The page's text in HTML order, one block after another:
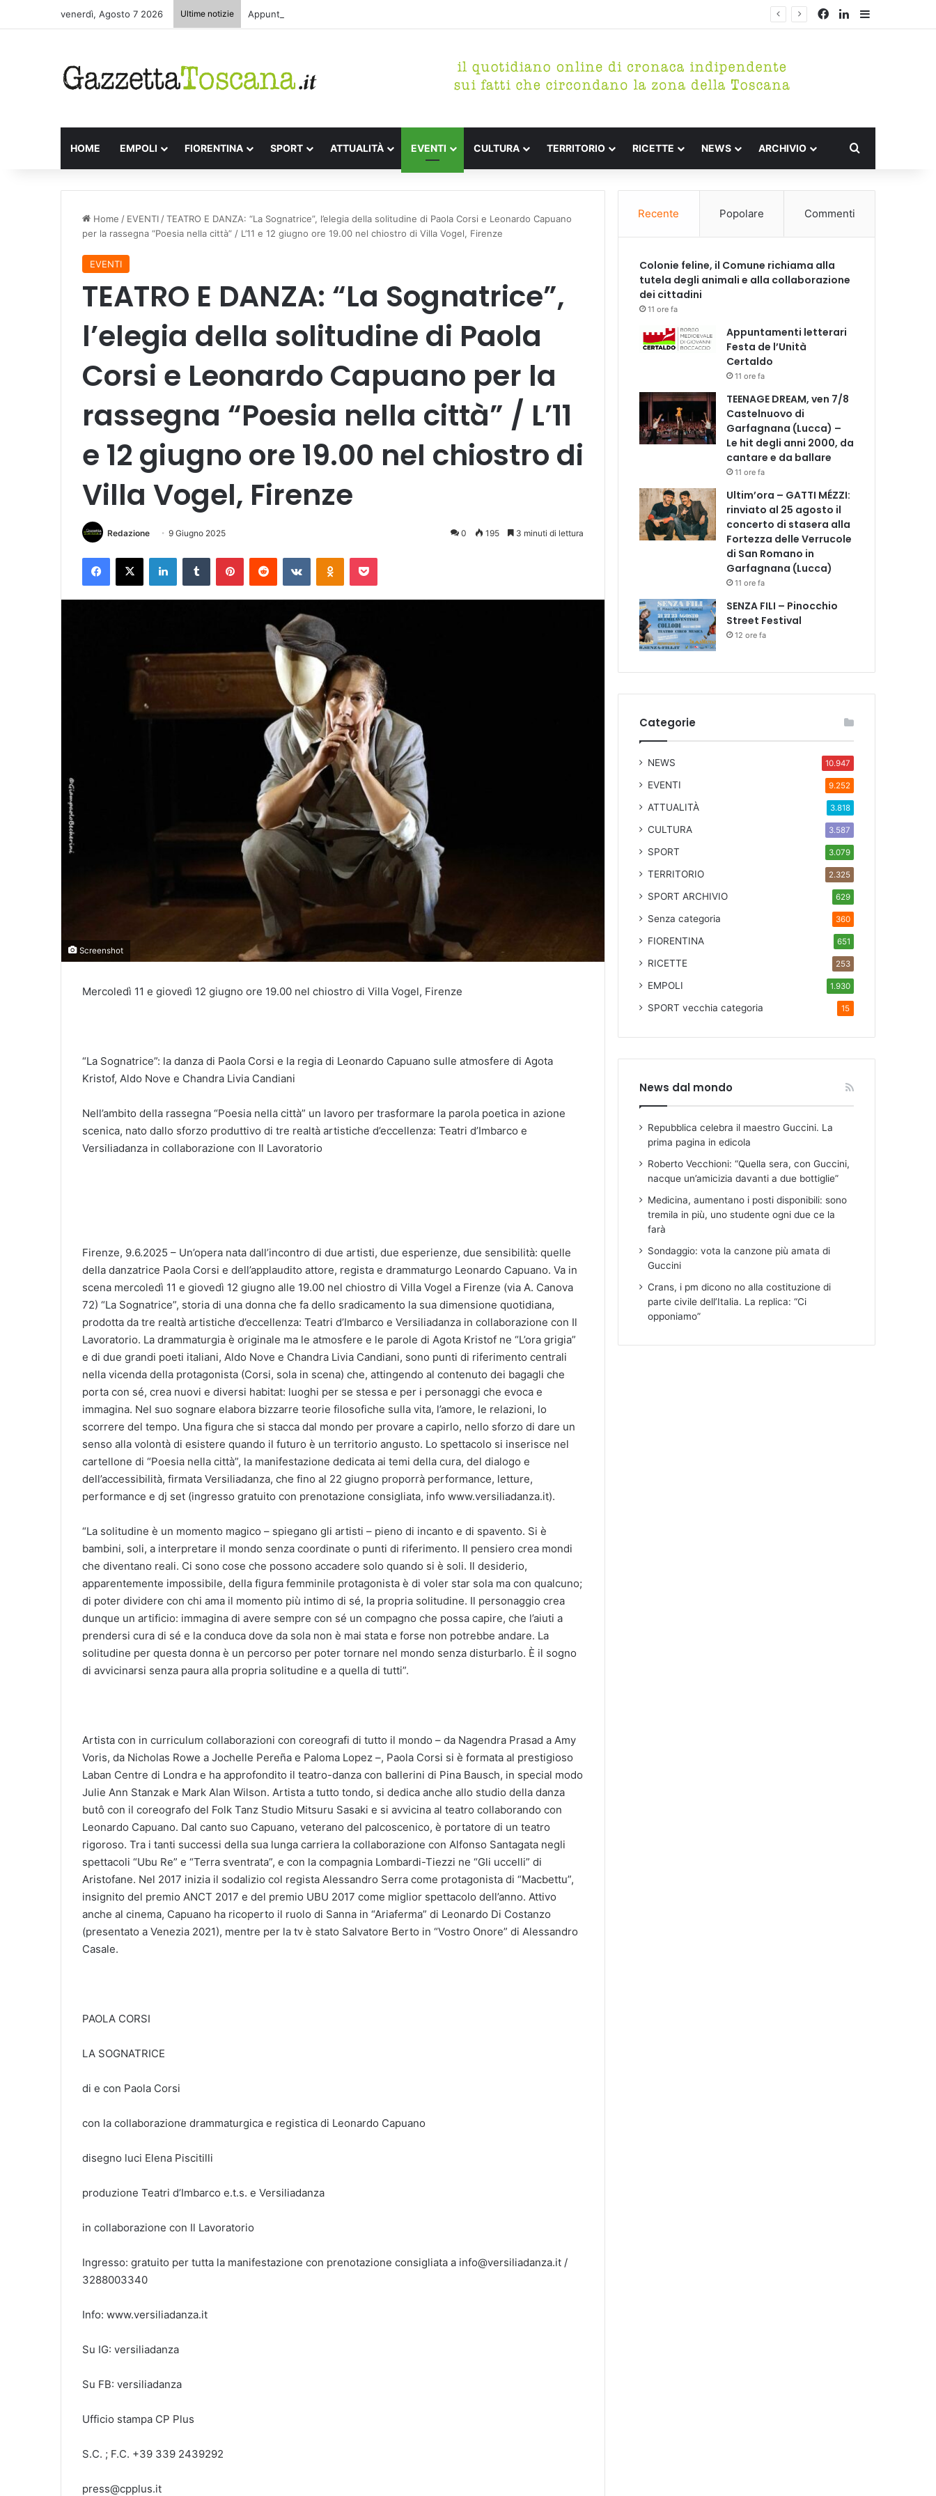
venerdì, Agosto 7 2026 Ultime notizie Appuntamenti letterari Festa de l’Unità Certaldo Facebook
LinkedIn
HOME EMPOLI FIORENTINA SPORT ATTUALITÀ EVENTI CULTURA TERRITORIO RICETTE NEWS ARCHIVIO
Home / EVENTI /TEATRO E DANZA: “La Sognatrice”, l’elegia della solitudine di Paola Corsi e Leonardo Capuano
per la rassegna “Poesia nella città” / L’11 e 12 giugno ore 19.00 nel chiostro di Villa Vogel, Firenze
EVENTI
TEATRO E DANZA: “La Sognatrice”,
l’elegia della solitudine di Paola
Corsi e Leonardo Capuano per la
rassegna “Poesia nella città” / L’11
e 12 giugno ore 19.00 nel chiostro di
Villa Vogel, Firenze
Redazione 9 Giugno 2025 0 195 3 minuti di lettura
Screenshot
Mercoledì 11 e giovedì 12 giugno ore 19.00 nel chiostro di Villa Vogel, Firenze
“La Sognatrice”: la danza di Paola Corsi e la regia di Leonardo Capuano sulle atmosfere di Agota
Kristof, Aldo Nove e Chandra Livia Candiani
Nell’ambito della rassegna “Poesia nella città” un lavoro per trasformare la parola poetica in azione
scenica, nato dallo sforzo produttivo di tre realtà artistiche d’eccellenza: Teatri d’Imbarco e
Versiliadanza in collaborazione con Il Lavoratorio
Firenze, 9.6.2025 – Un’opera nata dall’incontro di due artisti, due esperienze, due sensibilità: quelle
della danzatrice Paola Corsi e dell’applaudito attore, regista e drammaturgo Leonardo Capuano. Va in
scena mercoledì 11 e giovedì 12 giugno alle 19.00 nel chiostro di Villa Vogel a Firenze (via A. Canova
72) “La Sognatrice”, storia di una donna che fa dello sradicamento la sua dimensione quotidiana,
prodotta da tre realtà artistiche d’eccellenza: Teatri d’Imbarco e Versiliadanza in collaborazione con Il
Lavoratorio. La drammaturgia è originale ma le atmosfere e le parole di Agota Kristof ne “L’ora grigia”
e di due grandi poeti italiani, Aldo Nove e Chandra Livia Candiani, sono punti di riferimento centrali
nella vicenda della protagonista (Corsi, sola in scena) che, attingendo al contenuto dei bagagli che
porta con sé, crea nuovi e diversi habitat: luoghi per se stessa e per i personaggi che evoca e
immagina. Nel suo sognare elabora bizzarre teorie filosofiche sulla vita, l’amore, le relazioni, lo
scorrere del tempo. Una figura che si stacca dal mondo per provare a capirlo, nello sforzo di dare un
senso alla volontà di esistere quando il futuro è un territorio angusto. Lo spettacolo si inserisce nel
cartellone di “Poesia nella città”, la manifestazione dedicata ai temi della cura, del dialogo e
dell’accessibilità, firmata Versiliadanza, che fino al 22 giugno proporrà performance, letture,
performance e dj set (ingresso gratuito con prenotazione consigliata, info www.versiliadanza.it).
“La solitudine è un momento magico – spiegano gli artisti – pieno di incanto e di spavento. Si è
bambini, soli, a interpretare il mondo senza coordinate o punti di riferimento. Il pensiero crea mondi
che diventano reali. Ci sono cose che possono accadere solo quando si è soli. Il desiderio,
apparentemente impossibile, della figura femminile protagonista è di voler star sola ma con qualcuno;
di poter dividere con chi ama il momento più intimo di sé, la propria solitudine. Il personaggio crea
dunque un artificio: immagina di avere sempre con sé un compagno che possa capire, che l’aiuti a
prendersi cura di sé e la conduca dove da sola non è mai stata e forse non potrebbe andare. La
solitudine per questa donna è un percorso per poter tornare nel mondo senza disturbarlo. È il sogno
di avvicinarsi senza paura alla propria solitudine e a quella di tutti”.
Artista con in curriculum collaborazioni con coreografi di tutto il mondo – da Nagendra Prasad a Amy
Voris, da Nicholas Rowe a Jochelle Pereña e Paloma Lopez –, Paola Corsi si è formata al prestigioso
Laban Centre di Londra e ha approfondito il teatro-danza con ballerini di Pina Bausch, in special modo
Julie Ann Stanzak e Mark Alan Wilson. Artista a tutto tondo, si dedica anche allo studio della danza
butô con il coreografo del Folk Tanz Studio Mitsuru Sasaki e si avvicina al teatro collaborando con
Leonardo Capuano. Dal canto suo Capuano, veterano del palcoscenico, è portatore di un teatro
rigoroso. Tra i tanti successi della sua lunga carriera la collaborazione con Alfonso Santagata negli
spettacoli “Ubu Re” e “Terra sventrata”, e con la compagnia Lombardi-Tiezzi ne “Gli uccelli” di
Aristofane. Nel 2017 inizia il sodalizio col regista Alessandro Serra come protagonista di “Macbettu”,
insignito del premio ANCT 2017 e del premio UBU 2017 come miglior spettacolo dell’anno. Attivo
anche al cinema, Capuano ha ricoperto il ruolo di Sanna in “Ariaferma” di Leonardo Di Costanzo
(presentato a Venezia 2021), mentre per la tv è stato Salvatore Berto in “Vostro Onore” di Alessandro
Casale.
PAOLA CORSI
LA SOGNATRICE
di e con Paola Corsi
con la collaborazione drammaturgica e registica di Leonardo Capuano
disegno luci Elena Piscitilli
produzione Teatri d’Imbarco e.t.s. e Versiliadanza
in collaborazione con Il Lavoratorio
Ingresso: gratuito per tutta la manifestazione con prenotazione consigliata a info@versiliadanza.it /
3288003340
Info: www.versiliadanza.it
Su IG: versiliadanza
Su FB: versiliadanza
Ufficio stampa CP Plus
S.C. ; F.C. +39 339 2439292
press@cpplus.it
Recente Popolare Commenti
Colonie feline, il Comune richiama alla
tutela degli animali e alla collaborazione
dei cittadini
11 ore fa
Appuntamenti letterari
Festa de l’Unità
Certaldo
11 ore fa
TEENAGE DREAM, ven 7/8
Castelnuovo di
Garfagnana (Lucca) –
Le hit degli anni 2000, da
cantare e da ballare
11 ore fa
Ultim’ora – GATTI MÉZZI:
rinviato al 25 agosto il
concerto di stasera alla
Fortezza delle Verrucole
di San Romano in
Garfagnana (Lucca)
11 ore fa
SENZA FILI – Pinocchio
Street Festival
12 ore fa
Categorie
NEWS 10.947
EVENTI 9.252
ATTUALITÀ 3.818
CULTURA 3.587
SPORT 3.079
TERRITORIO 2.325
SPORT ARCHIVIO 629
Senza categoria 360
FIORENTINA 651
RICETTE 253
EMPOLI 1.930
SPORTvecchia categoria 15
News dal mondo
Repubblica celebra il maestro Guccini. La
prima pagina in edicola
Roberto Vecchioni: “Quella sera, con Guccini,
nacque un’amicizia davanti a due bottiglie”
Medicina, aumentano i posti disponibili: sono
tremila in più, uno studente ogni due ce la
farà
Sondaggio: vota la canzone più amata di
Guccini
Crans, i pm dicono no alla costituzione di
parte civile dell’Italia. La replica: “Ci
opponiamo”